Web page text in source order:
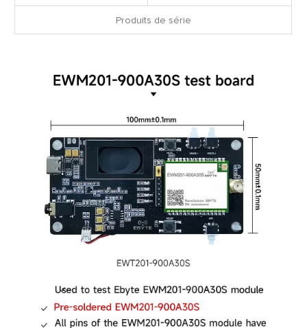
Produits de série